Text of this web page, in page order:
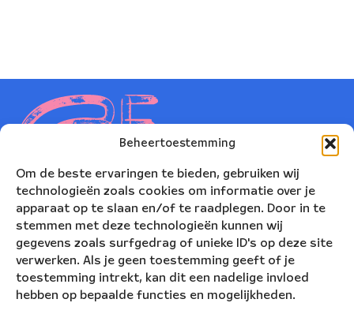
Beheertoestemming
Om de beste ervaringen te bieden, gebruiken wij
technologieën zoals cookies om informatie over je
apparaat op te slaan en/of te raadplegen. Door in te
stemmen met deze technologieën kunnen wij
gegevens zoals surfgedrag of unieke ID's op deze site
verwerken. Als je geen toestemming geeft of je
toestemming intrekt, kan dit een nadelige invloed
hebben op bepaalde functies en mogelijkheden.
Nederlands Blazers Ensemble